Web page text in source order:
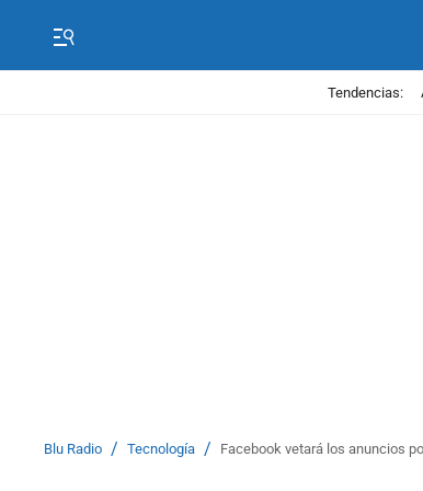
Tendencias:
Blu Radio / Tecnología / Facebook vetará los anuncios